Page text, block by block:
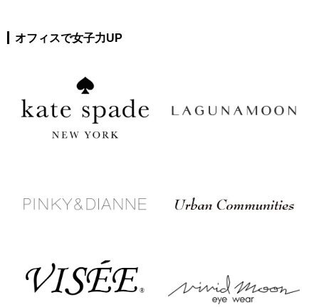
オフィスで女子力UP